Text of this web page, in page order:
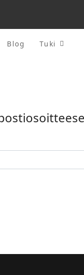
Blog Tuki